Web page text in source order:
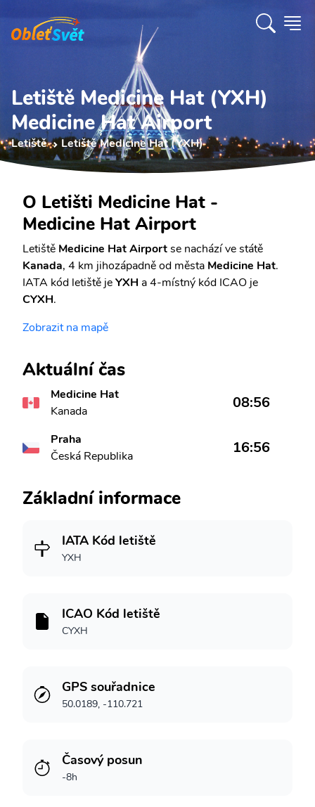
Letiště Medicine Hat (YXH)
Medicine Hat Airport
Letiště Letiště Medicine Hat (YXH)
O Letišti Medicine Hat -
Medicine Hat Airport
Letiště Medicine Hat Airportse nachází ve státě
Kanada, 4 km jihozápadně od města Medicine Hat.
IATA kód letiště jeYXH a 4-místný kód ICAO je
CYXH.
Zobrazit na mapě
Aktuální čas
Medicine Hat
Kanada
08:56
Praha
Česká Republika
16:56
Základní informace
IATA Kód letiště
YXH
ICAO Kód letiště
CYXH
GPS souřadnice
50.0189, -110.721
Časový posun
-8h